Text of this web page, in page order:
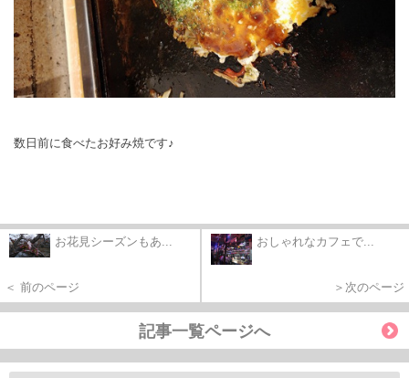
数日前に食べたお好み焼です♪
お花見シーズンもあ...
＜ 前のページ
おしゃれなカフェで...
＞次のページ
記事一覧ページへ